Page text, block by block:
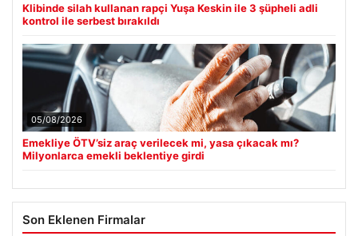
Klibinde silah kullanan rapçi Yuşa Keskin ile 3 şüpheli adli
kontrol ile serbest bırakıldı
05/08/2026
Emekliye ÖTV’siz araç verilecek mi, yasa çıkacak mı?
Milyonlarca emekli beklentiye girdi
Son Eklenen Firmalar